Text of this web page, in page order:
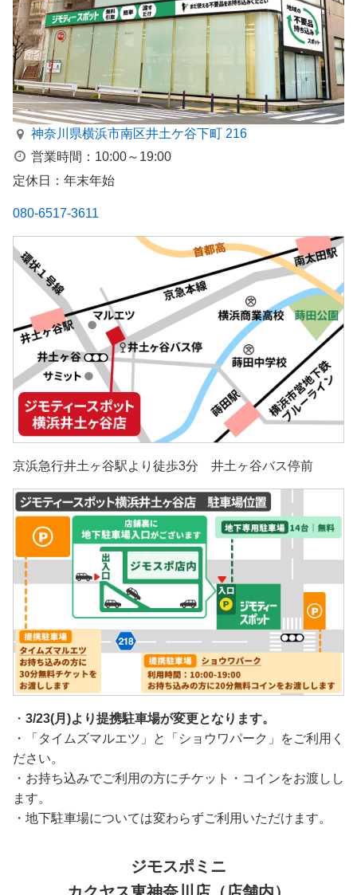
神奈川県横浜市南区井⼟ケ⾕下町 216
営業時間：10:00～19:00
定休日：年末年始
080-6517-3611
京浜急行井土ヶ谷駅より徒歩3分 井土ヶ谷バス停前
・ 3/23(月)より提携駐車場が変更となります。
・「タイムズマルエツ」と「ショウワパーク」をご利用く
ださい。
・お持ち込みでご利用の方にチケット・コインをお渡しし
ます。
・地下駐車場については変わらずご利用いただけます。
ジモスポミニ